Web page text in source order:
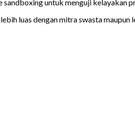
untuk menguji kelayakan
luas dengan mitra swasta maupun